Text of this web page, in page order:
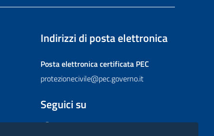
Indirizzi di posta elettronica
Posta elettronica certificataPEC
protezionecivile@pec.governo.it
Seguici su
FacebookInstagram
TwitterYouTubeFlickr